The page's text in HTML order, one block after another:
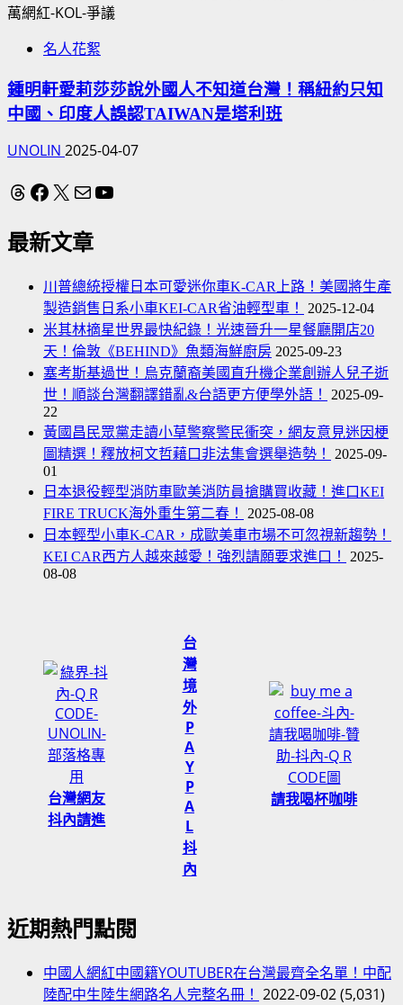
名人花絮
鍾明軒愛莉莎莎說外國人不知道台灣！稱紐約只知
中國、印度人誤認TAIWAN是塔利班
UNOLIN 2025-04-07
Threads
Facebook
X 電子郵件YouTube
最新文章
川普總統授權日本可愛迷你車K-CAR上路！美國將生產
製造銷售日系小車KEI-CAR省油輕型車！
2025-12-04
米其林摘星世界最快紀錄！光速晉升一星餐廳開店20
天！倫敦《BEHIND》魚類海鮮廚房 2025-09-23
塞考斯基過世！烏克蘭裔美國直升機企業創辦人兒子逝
世！順談台灣翻譯錯亂&台語更方便學外語！
2025-09-
22
黃國昌民眾黨走讀小草警察警民衝突，網友意見迷因梗
圖精選！釋放柯文哲藉口非法集會選舉造勢！
2025-09-
01
日本退役輕型消防車歐美消防員搶購買收藏！進口KEI
FIRE TRUCK海外重生第二春！
2025-08-08
日本輕型小車K-CAR，成歐美車市場不可忽視新趨勢！
KEI CAR西方人越來越愛！強烈請願要求進口！
2025-
08-08
台灣網友
抖內請進
台
灣
境
外
P
A
Y
P
A
L
抖
內
請我喝杯咖啡
近期熱門點閱
中國人網紅中國籍YOUTUBER在台灣最齊全名單！中配
陸配中生陸生網路名人完整名冊！ 2022-09-02(5,031)